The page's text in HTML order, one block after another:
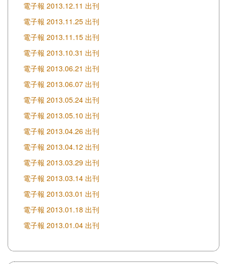
電子報 2013.12.11 出刊
電子報 2013.11.25 出刊
電子報 2013.11.15 出刊
電子報 2013.10.31 出刊
電子報 2013.06.21 出刊
電子報 2013.06.07 出刊
電子報 2013.05.24 出刊
電子報 2013.05.10 出刊
電子報 2013.04.26 出刊
電子報 2013.04.12 出刊
電子報 2013.03.29 出刊
電子報 2013.03.14 出刊
電子報 2013.03.01 出刊
電子報 2013.01.18 出刊
電子報 2013.01.04 出刊